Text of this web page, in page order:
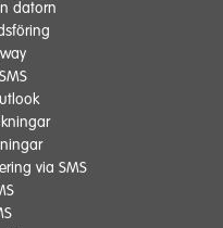
datorn
via SMS